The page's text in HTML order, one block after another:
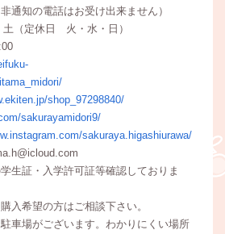
通知の電話はお受け出来ません）
（定休日 火・水・日）
shop_97298840/
sakurayamidori9/
sakuraya.higashiurawa/
生証・入学許可証等確認しておりま
入希望の方はご相談下さい。
車場がございます。わかりにくい場所